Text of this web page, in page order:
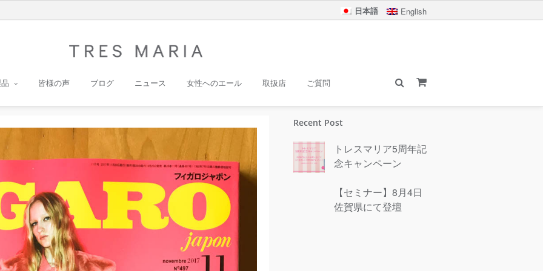
日本語 English
皆様の声 ブログ ニュース 女性へのエール 取扱店 ご質問
Recent Post
トレスマリア5周年記
念キャンペーン
【セミナー】8月4日
佐賀県にて登壇